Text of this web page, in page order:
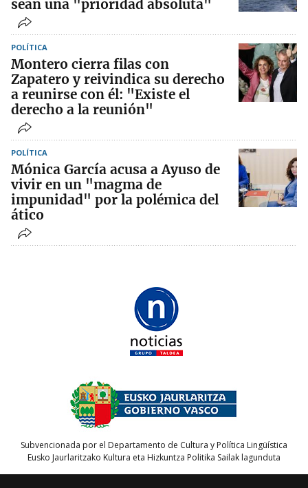
sean una "prioridad absoluta"
POLÍTICA
Montero cierra filas con
Zapatero y reivindica su derecho
a reunirse con él: "Existe el
derecho a la reunión"
POLÍTICA
Mónica García acusa a Ayuso de
vivir en un "magma de
impunidad" por la polémica del
ático
Subvencionada por el Departamento de Cultura y Política Lingüística
Eusko Jaurlaritzako Kultura eta Hizkuntza Politika Sailak lagunduta